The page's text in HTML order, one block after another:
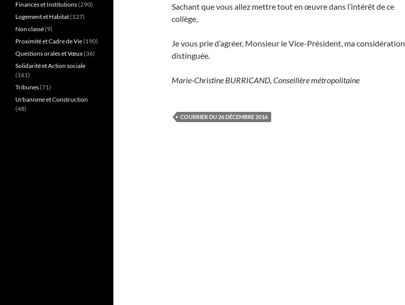
Sachant que vous allez mettre tout en œuvre dans l’intérêt de ce
collège,
Je vous prie d’agréer, Monsieur le Vice-Président, ma considération
distinguée.
Marie-Christine BURRICAND, Conseillère métropolitaine
COURRIER DU 26 DÉCEMBRE 2016
Finances et Institutions(290)
Logement et Habitat(127)
Non classé(9)
Proximité et Cadre de Vie(190)
Questions orales et Vœux(36)
Solidarité et Action sociale
(161)
Tribunes(71)
Urbanisme et Construction
(48)